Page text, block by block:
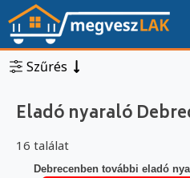
Szűrés
Eladó nyaraló
16 találat
Debrecenben további eladó